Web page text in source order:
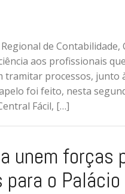
de Contabilidade,
aos profissionais que
tramitar processos, junto
apelo foi feito, nesta
Fácil, […]
unem forças
o Palácio